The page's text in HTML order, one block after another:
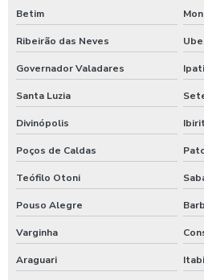
Válvula redutora de pressão 2 polegadas
Válvula redutora de pressão água
Válvula redutora de pressão caixa d água
Válvula redutora de pressão para
Válvula reguladora de vazão
Válvula reguladora de vazão unidirecional
Válvula de retenção 100mm preço
Válvula de retenção 100mm valor
Betim
Ribeirão das Neves
Governador Valadares
Santa Luzia
Divinópolis
Poços de Caldas
Teófilo Otoni
Pouso Alegre
Varginha
Araguari